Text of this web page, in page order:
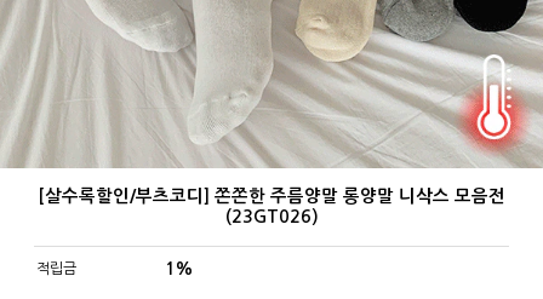
[살수록할인/부츠코디] 쫀쫀한 주름양말 롱양말 니삭스 모음전
(23GT026)
적립금 1%